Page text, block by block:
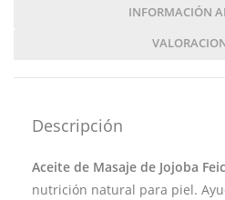
INFORMACIÓN
Descripción
Aceite de Masaje de Jojoba
nutrición natural para piel.